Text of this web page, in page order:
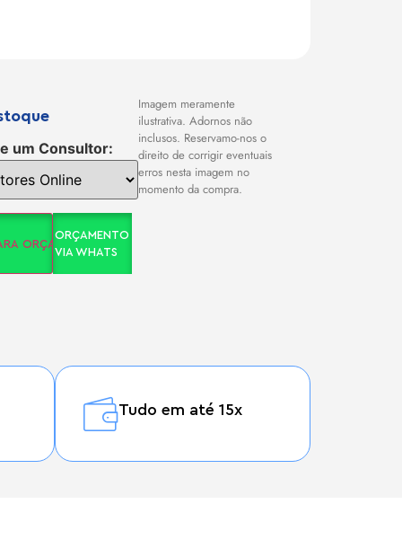
um Consultor:
ORÇAMENTO
ORÇAMENTO
VIA WHATS
Imagem meramente
ilustrativa. Adornos não
inclusos. Reservamo-nos o
direito de corrigir eventuais
erros nesta imagem no
momento da compra.
Tudo em até 15x